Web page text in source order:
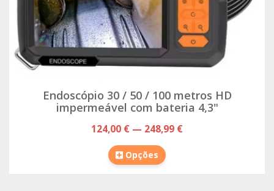
Endoscópio 30 / 50 / 100 metros HD
impermeável com bateria 4,3"
124,00 € — 248,99 €
Opções